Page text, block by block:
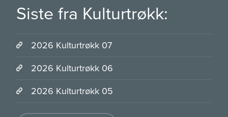
Siste fra Kulturtrøkk:
2026 Kulturtrøkk 07
2026 Kulturtrøkk 06
2026 Kulturtrøkk 05